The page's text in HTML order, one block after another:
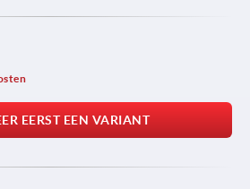
EERST EEN VARIANT